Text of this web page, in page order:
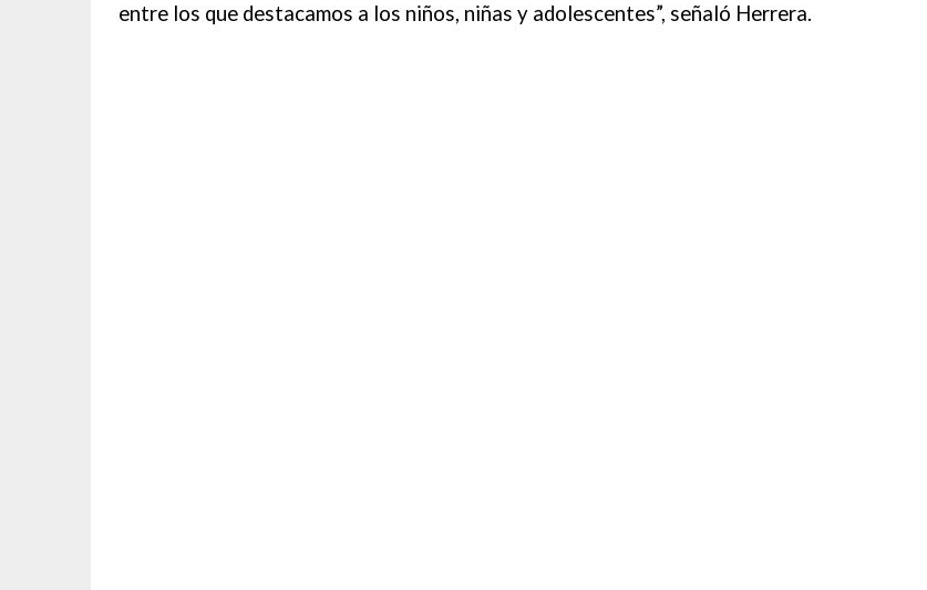
entre los que destacamos a los niños, niñas y adolescentes”, señaló Herrera.